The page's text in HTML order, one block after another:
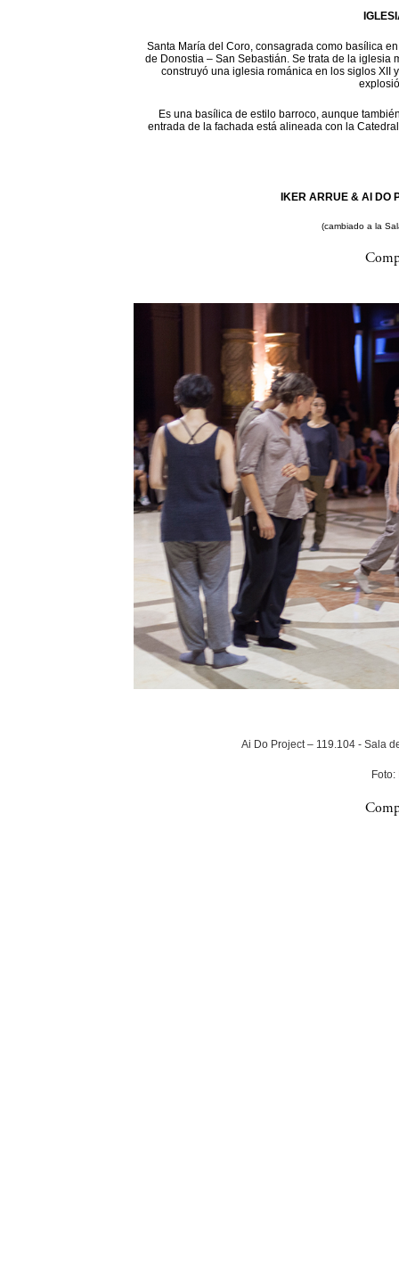
Santa María del Coro, consagrada como basílica
de Donostia – San Sebastián. Se trata de la iglesia
construyó una iglesia románica en los siglos XII
Es una basílica de estilo barroco, aunque
entrada de la fachada está alineada con la
IKER ARRUE & AI DO
(cambiado a la
Ai Do Project – 119.104 - Sala